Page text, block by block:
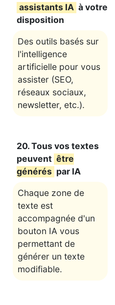
assistants IA à votre
disposition
Des outils basés sur
l'intelligence
artificielle pour vous
assister (SEO,
réseaux sociaux,
newsletter, etc.).
20. Tous vos textes
peuvent être
générés par IA
Chaque zone de
texte est
accompagnée d'un
bouton IA vous
permettant de
générer un texte
modifiable.